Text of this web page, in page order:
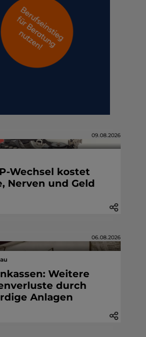
09.08.2026
Wechsel kostet
Nerven und Geld
06.08.2026
Weitere
durch
Anlagen